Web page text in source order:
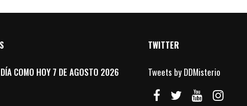
COMO HOY 7 DE AGOSTO 2026
TWITTER
Tweets by DDMisterio